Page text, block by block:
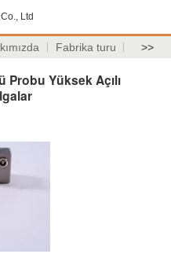
Ltd
Fabrika turu >>
Yüksek Açılı